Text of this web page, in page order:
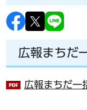
すら
広報まちだ
広報まちだ一